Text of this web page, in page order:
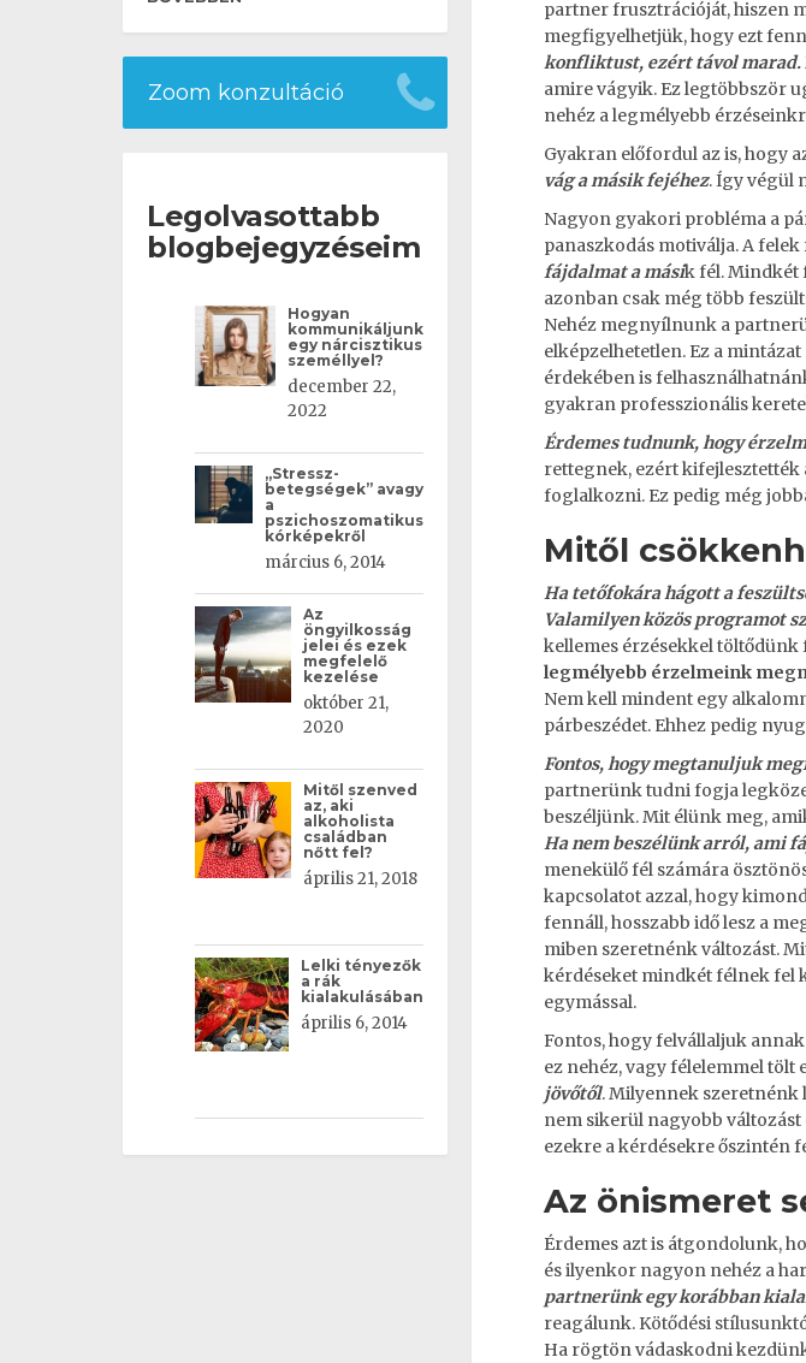
partner frusztrációját, hiszen
megfigyelhetjük, hogy ezt
konfliktust, ezért távol marad.
amire vágyik. Ez legtöbbször
nehéz a legmélyebb
Gyakran előfordul az is, hogy
vág a másik fejéhez. Így végül
Nagyon gyakori probléma a
panaszkodás motiválja. A
fájdalmat a másik fél. Mindkét
azonban csak még több
Nehéz megnyílnunk a
elképzelhetetlen. Ez a
érdekében is
gyakran professzionális
Érdemes tudnunk, hogy
rettegnek, ezért
foglalkozni. Ez pedig még
Mitől
Ha tetőfokára hágott a
Valamilyen közös programot
kellemes érzésekkel töltődünk
legmélyebb érzelmeink
Nem kell mindent egy
párbeszédet. Ehhez pedig
Fontos, hogy megtanuljuk
partnerünk tudni fogja
beszéljünk. Mit élünk meg,
Ha nem beszélünk arról, ami
menekülő fél számára
kapcsolatot azzal, hogy
fennáll, hosszabb idő lesz a
miben szeretnénk változást.
kérdéseket mindkét félnek fel
egymással.
Fontos, hogy felvállaljuk
ez nehéz, vagy félelemmel tölt
jövőtől. Milyennek szeretnénk
nem sikerül nagyobb
ezekre a kérdésekre őszintén
Az önismeret
Érdemes azt is átgondolunk,
és ilyenkor nagyon nehéz a
partnerünk egy korábban
reagálunk. Kötődési
Ha rögtön vádaskodni
Zoom konzultáció
Legolvasottabb
blogbejegyzéseim
Hogyan
kommunikáljunk
egy nárcisztikus
személlyel?
december 22,
2022
„Stressz-
betegségek” avagy
a
pszichoszomatikus
kórképekről
március 6, 2014
Az
öngyilkosság
jelei és ezek
megfelelő
kezelése
október 21,
2020
Mitől szenved
az, aki
alkoholista
családban
nőtt fel?
április 21, 2018
Lelki tényezők
a rák
kialakulásában
április 6, 2014